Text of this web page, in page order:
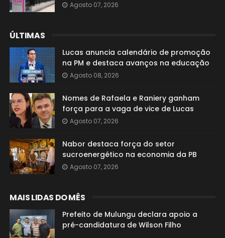
Agosto 07, 2026
ÚLTIMAS
Lucas anuncia calendário de promoção
na PM e destaca avanços na educação
Agosto 08, 2026
Nomes de Rafaela e Raniery ganham
força para a vaga de vice de Lucas
Agosto 07, 2026
Nabor destaca força do setor
sucroenergético na economia da PB
Agosto 07, 2026
MAIS LIDAS DO MÊS
Prefeito de Mulungu declara apoio a
pré-candidatura de Wilson Filho